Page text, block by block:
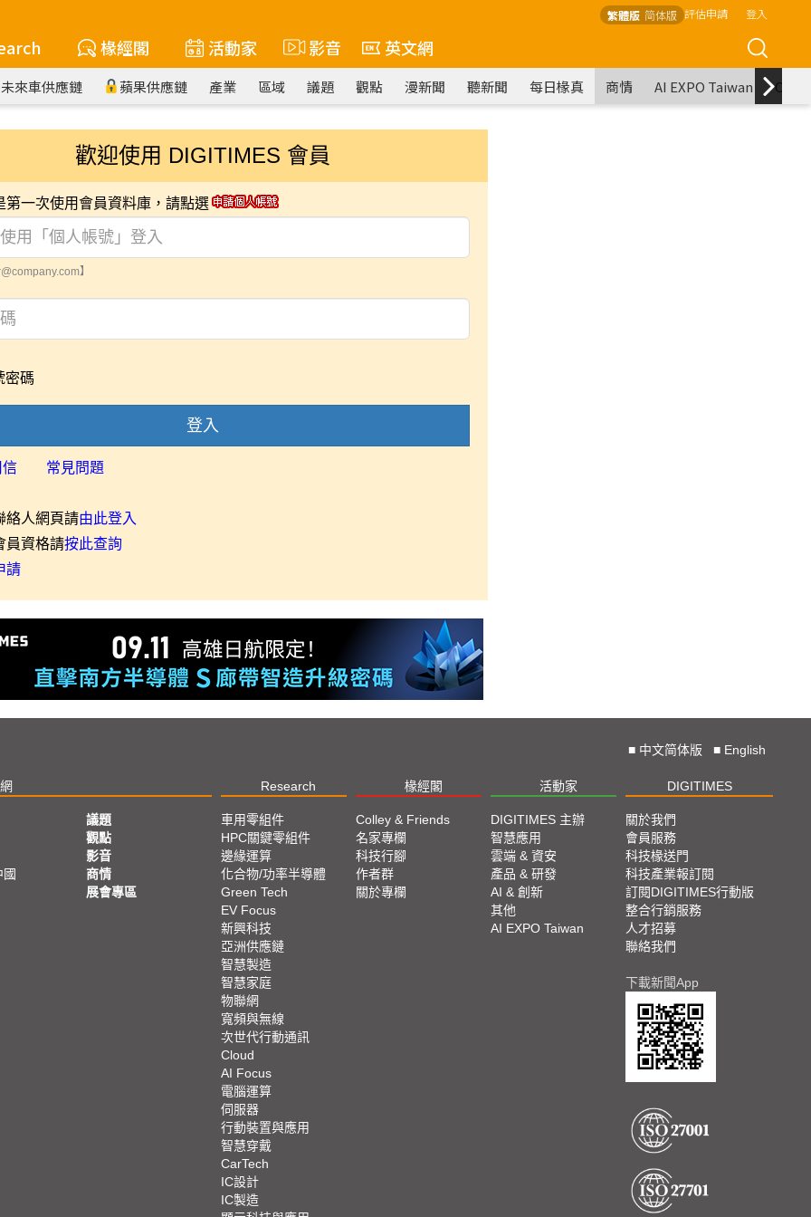
繁體版 简体版 評估申請 登入
椽經閣 活動家 影音 英文網
未來車供應鏈 蘋果供應鏈 產業 區域 議題 觀點 漫新聞 聽新聞 每日椽真 商情 AI EXPO Taiwan
歡迎使用 DIGITIMES 會員
一次使用會員資料庫，請點選
】
密碼
登入
信 常見問題
人網頁請由此登入
資格請按此查詢
請
■ 中文简体版 ■ English
Research 椽經閣 活動家 DIGITIMES
議題
觀點
影音
商情
展會專區
車用零組件
HPC關鍵零組件
邊緣運算
化合物/功率半導體
Green Tech
EV Focus
新興科技
亞洲供應鏈
智慧製造
智慧家庭
物聯網
寬頻與無線
次世代行動通訊
Cloud
AI Focus
電腦運算
伺服器
行動裝置與應用
智慧穿戴
CarTech
IC設計
IC製造
Colley & Friends
名家專欄
科技行腳
作者群
關於專欄
DIGITIMES 主辦
智慧應用
雲端 & 資安
產品 & 研發
AI & 創新
其他
AI EXPO Taiwan
關於我們
會員服務
科技椽送門
科技產業報訂閱
訂閱DIGITIMES行動版
整合行銷服務
人才招募
聯絡我們
下載新聞App